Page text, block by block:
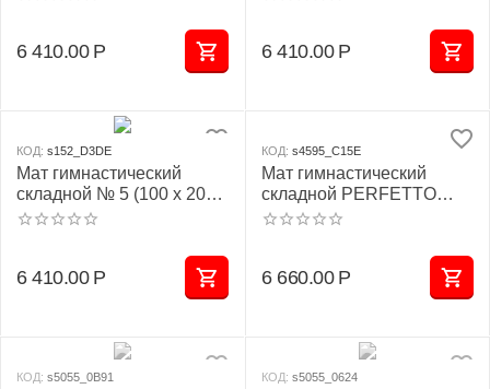
6 410.00 Р 6 410.00 Р
КОД: s152_D3DE
Мат гимнастический
складной № 5 (100 х 200 х
10) см зелёно/жёлтый
6 410.00 Р
КОД: s4595_C15E
Мат гимнастический
складной PERFETTO
SPORT № 5 (100 х 200 х
6 660.00 Р
КОД: s5055_0B91 КОД: s5055_0624